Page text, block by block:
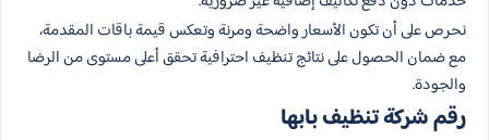
نحرص على أن تكون الأسعار واضحة ومرنة وتعكس قيمة باقات المقدمة،
مع ضمان الحصول على نتائج تنظيف احترافية تحقق أعلى مستوى من الرضا
والجودة.
رقم شركة تنظيف بابها